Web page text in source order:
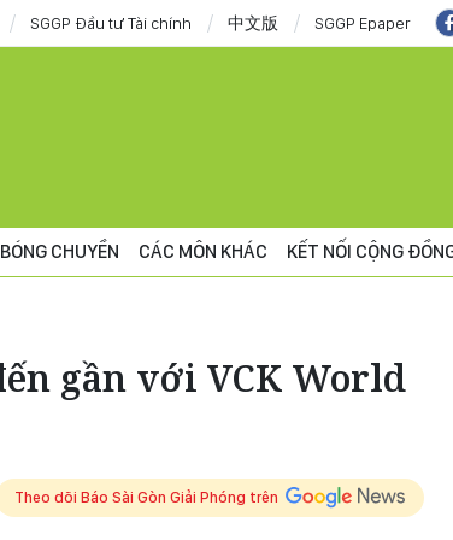
SGGP Đầu tư Tài chính 中文版 SGGP Epaper
BÓNG CHUYỀN CÁC MÔN KHÁC KẾT NỐI CỘNG
gần với VCK World
Theo dõi Báo Sài Gòn Giải Phóng trên